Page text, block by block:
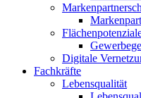
Digitale
Fachkräfte
Lebensqualität